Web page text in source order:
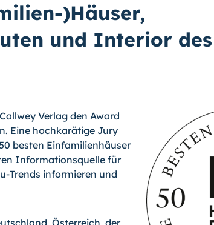
)Häuser,
und Interior des
Verlag den Award
Eine hochkarätige Jury
besten Einfamilienhäuser
Informationsquelle für
Trends informieren und